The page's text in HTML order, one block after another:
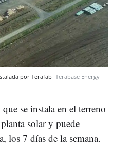
por Terafab Terabase Energy
se instala en el terreno
solar y puede
los 7 días de la semana.